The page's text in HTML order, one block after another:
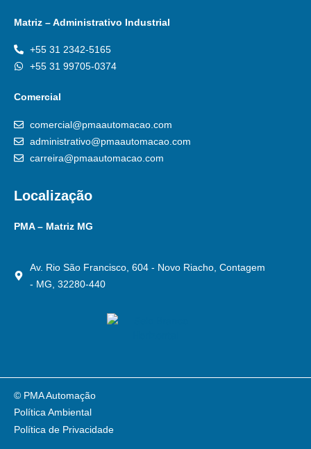
Matriz – Administrativo Industrial
+55 31 2342-5165
+55 31 99705-0374
Comercial
comercial@pmaautomacao.com
administrativo@pmaautomacao.com
carreira@pmaautomacao.com
Localização
PMA – Matriz MG
Av. Rio São Francisco, 604 - Novo Riacho, Contagem
- MG, 32280-440
Política Ambiental
Política de Privacidade
© PMA Automação